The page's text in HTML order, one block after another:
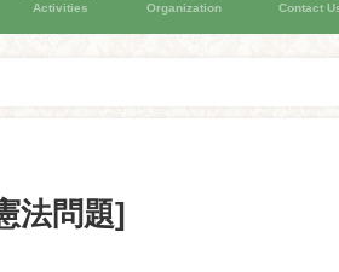
Activities Organization Contact
法問題]